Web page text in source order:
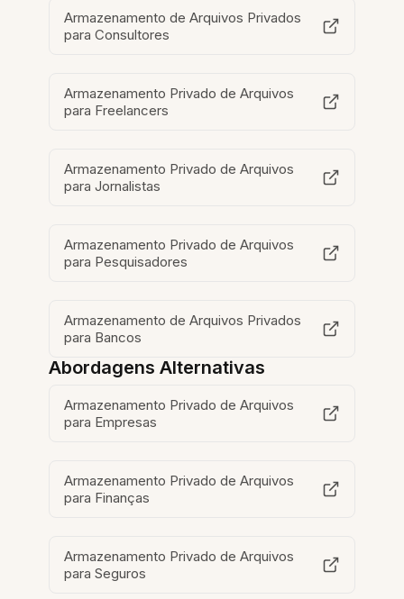
Armazenamento de Arquivos Privados
para Consultores
Armazenamento Privado de Arquivos
para Freelancers
Armazenamento Privado de Arquivos
para Jornalistas
Armazenamento Privado de Arquivos
para Pesquisadores
Armazenamento de Arquivos Privados
para Bancos
Abordagens Alternativas
Armazenamento Privado de Arquivos
para Empresas
Armazenamento Privado de Arquivos
para Finanças
Armazenamento Privado de Arquivos
para Seguros